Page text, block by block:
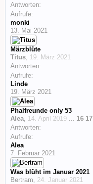
Antworten:
Aufrufe:
monki
13. Mai 2021
Märzblüte
Titus, 19. März 2021
Antworten:
Aufrufe:
Linde
19. März 2021
Phalfreunde only 53
Alea, 14. April 2019 ... 16 17
Antworten:
Aufrufe:
Alea
7. Februar 2021
Was blüht im Januar 2021
Bertram, 24. Januar 2021